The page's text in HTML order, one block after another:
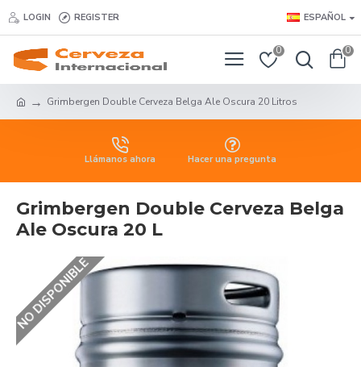
LOGIN REGISTER ESPAÑOL
0 0
Grimbergen Double Cerveza Belga Ale Oscura 20 Litros
Llámanos ahora Hacer una pregunta
Grimbergen Double Cerveza Belga
Ale Oscura 20 L
NO DISPONIBLE